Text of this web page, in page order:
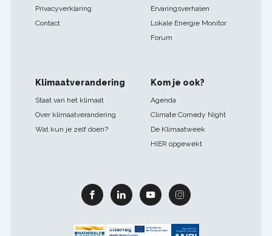
Privacyverklaring
Contact
Ervaringsverhalen
Lokale Energie Monitor
Forum
Klimaatverandering
Staat van het klimaat
Over klimaatverandering
Wat kun je zelf doen?
Kom je ook?
Agenda
Climate Comedy Night
De Klimaatweek
HIER opgewekt
Facebook Linkedin Youtube Instagram